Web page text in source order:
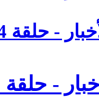
حلقة 14 أغسطس
20 يونيو 2011